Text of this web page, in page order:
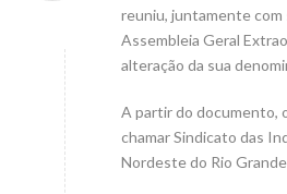
reuniu, juntamente com
Assembleia Geral
alteração da sua
A partir do documento,
chamar Sindicato das
Nordeste do Rio